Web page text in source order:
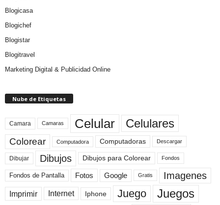
Blogicasa
Blogichef
Blogistar
Blogitravel
Marketing Digital & Publicidad Online
Nube de Etiquetas
Camara Camaras Celular Celulares
Colorear Computadora Computadoras Descargar
Dibujar Dibujos Dibujos para Colorear Fondos
Fondos de Pantalla Fotos Google Gratis Imagenes
Imprimir Internet Iphone Juego Juegos